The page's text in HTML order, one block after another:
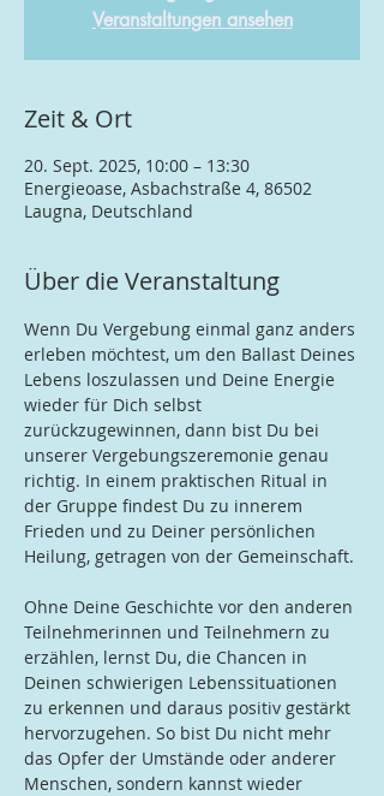
Veranstaltungen ansehen
Zeit & Ort
20. Sept. 2025, 10:00 – 13:30
Energieoase, Asbachstraße 4, 86502
Laugna, Deutschland
Über die Veranstaltung
Wenn Du Vergebung einmal ganz anders
erleben möchtest, um den Ballast Deines
Lebens loszulassen und Deine Energie
wieder für Dich selbst
zurückzugewinnen, dann bist Du bei
unserer Vergebungszeremonie genau
richtig. In einem praktischen Ritual in
der Gruppe findest Du zu innerem
Frieden und zu Deiner persönlichen
Heilung, getragen von der Gemeinschaft.
Ohne Deine Geschichte vor den anderen
Teilnehmerinnen und Teilnehmern zu
erzählen, lernst Du, die Chancen in
Deinen schwierigen Lebenssituationen
zu erkennen und daraus positiv gestärkt
hervorzugehen. So bist Du nicht mehr
das Opfer der Umstände oder anderer
Menschen, sondern kannst wieder